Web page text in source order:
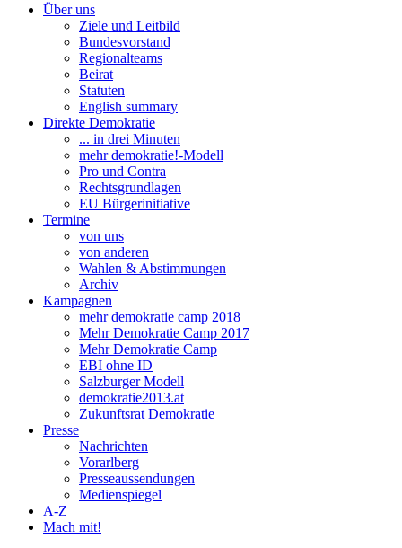
Über uns
Ziele und Leitbild
Bundesvorstand
Regionalteams
Beirat
Statuten
English summary
Direkte Demokratie
... in drei Minuten
mehr demokratie!-Modell
Pro und Contra
Rechtsgrundlagen
EU Bürgerinitiative
Termine
von uns
von anderen
Wahlen & Abstimmungen
Archiv
Kampagnen
mehr demokratie camp 2018
Mehr Demokratie Camp 2017
Mehr Demokratie Camp
EBI ohne ID
Salzburger Modell
demokratie2013.at
Zukunftsrat Demokratie
Presse
Nachrichten
Vorarlberg
Presseaussendungen
Medienspiegel
A-Z
Mach mit!